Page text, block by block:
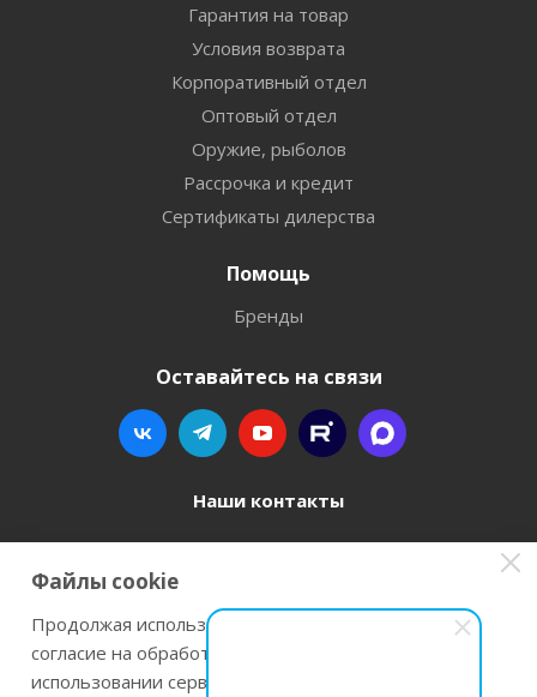
Гарантия на товар
Условия возврата
Корпоративный отдел
Оптовый отдел
Оружие, рыболов
Рассрочка и кредит
Сертификаты дилерства
Помощь
Бренды
Оставайтесь на связи
Наши контакты
8 800 77-00-962
г. Пермь, ул. Павла Преображенского, д.6А,
Файлы cookie
Продолжая использовать наш сайт Вы даете
согласие на обработку файлов cookie и
использовании сервисов веб-аналитики